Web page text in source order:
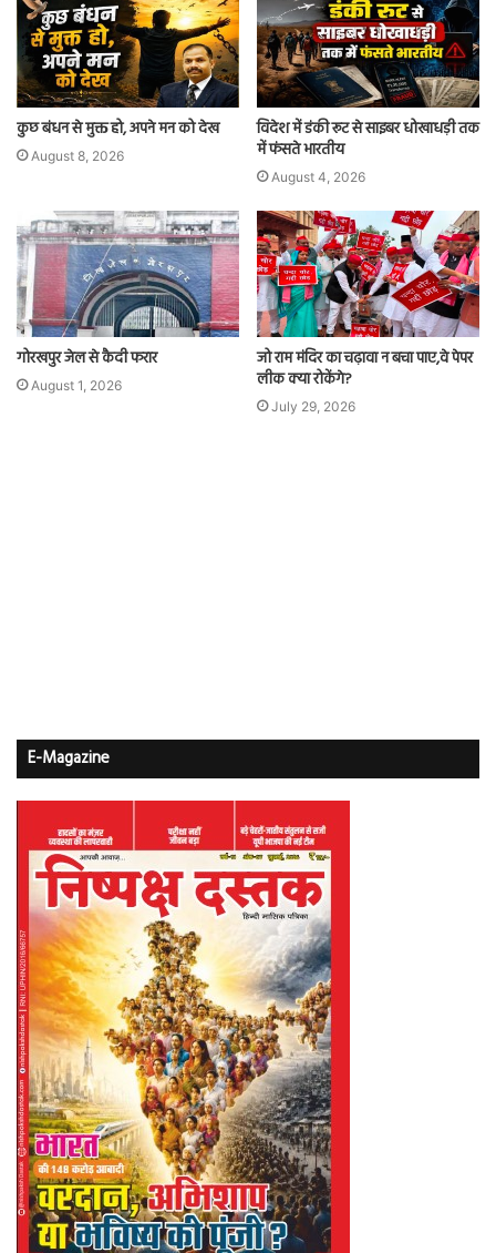
कुछ बंधन से मुक्त हो, अपने मन को देख
August 8, 2026
विदेश में डंकी रूट से साइबर धोखाधड़ी तक
में फंसते भारतीय
August 4, 2026
गोरखपुर जेल से कैदी फरार
August 1, 2026
जो राम मंदिर का चढ़ावा न बचा पाए,वे पेपर
लीक क्या रोकेंगे?
July 29, 2026
E-Magazine